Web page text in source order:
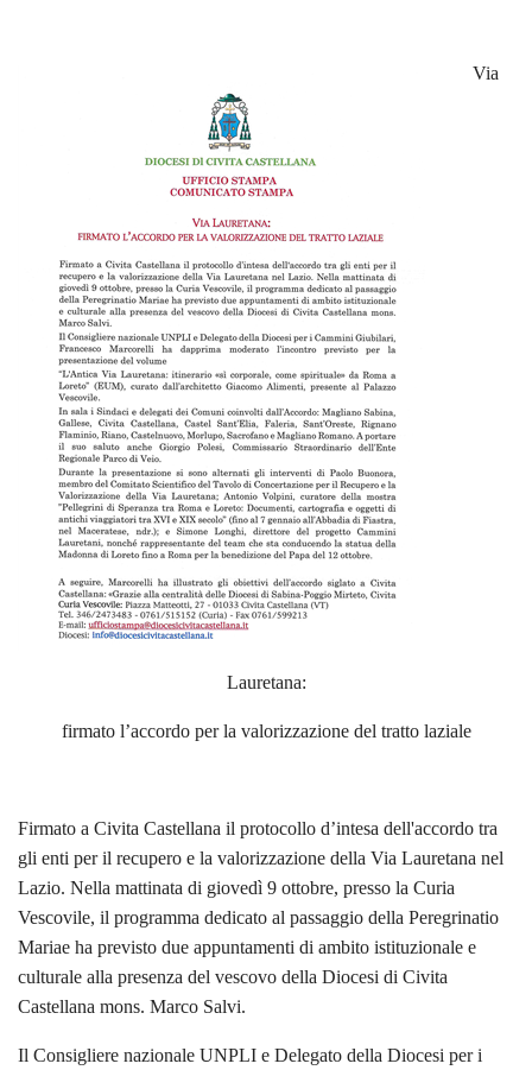
Via
Lauretana:
firmato l’accordo per la valorizzazione del tratto laziale
Firmato a Civita Castellana il protocollo d’intesa dell'accordo tra
gli enti per il recupero e la valorizzazione della Via Lauretana nel
Lazio. Nella mattinata di giovedì 9 ottobre, presso la Curia
Vescovile, il programma dedicato al passaggio della Peregrinatio
Mariae ha previsto due appuntamenti di ambito istituzionale e
culturale alla presenza del vescovo della Diocesi di Civita
Castellana mons. Marco Salvi.
Il Consigliere nazionale UNPLI e Delegato della Diocesi per i